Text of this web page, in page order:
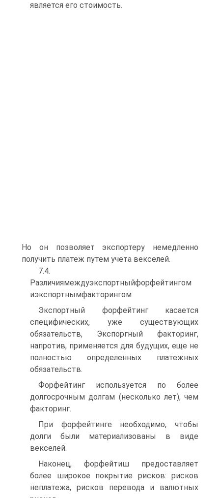
является его стоимость.
Но он позволяет экспортеру немедленно
получить платеж путем учета векселей.
7.4.
Различиямеждуэкспортныйфорфейтингом
иэкспортнымфакторингом
Экспортный форфейтинг касается
специфических, уже существующих
обязательств, Экспоргный факторинг,
напротив, применяется для будущих, еще не
полностью определенных платежных
обязательств.
Форфейтинг используется по более
долгосрочным долгам (несколько лет), чем
факторинг.
При форфейтинге необходимо, чтобы
долги были материализованы в виде
векселей.
Наконец, форфейтиш предоставляет
более широкое покрытие рисков: рисков
неплатежа, рисков перевода и валютных